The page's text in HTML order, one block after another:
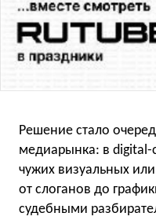
Решение стало
медиарынка: в
чужих визуальных
от слоганов до
судебными